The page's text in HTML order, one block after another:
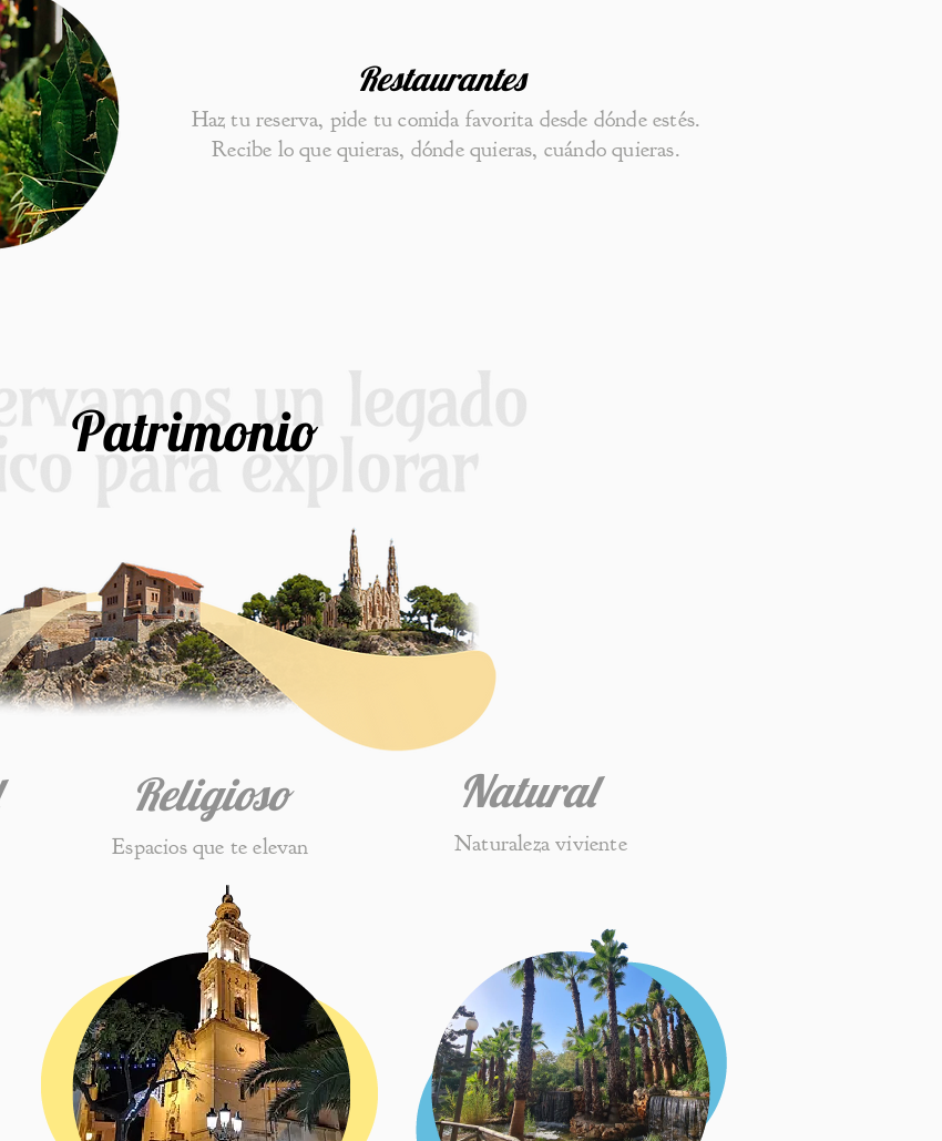
Restaurantes
Haz tu reserva, pide tu comida favorita desde dónde estés.
Recibe lo que quieras, dónde quieras, cuándo quieras.
Patrimonio
Religioso
Espacios que te elevan
Natural
Naturaleza viviente